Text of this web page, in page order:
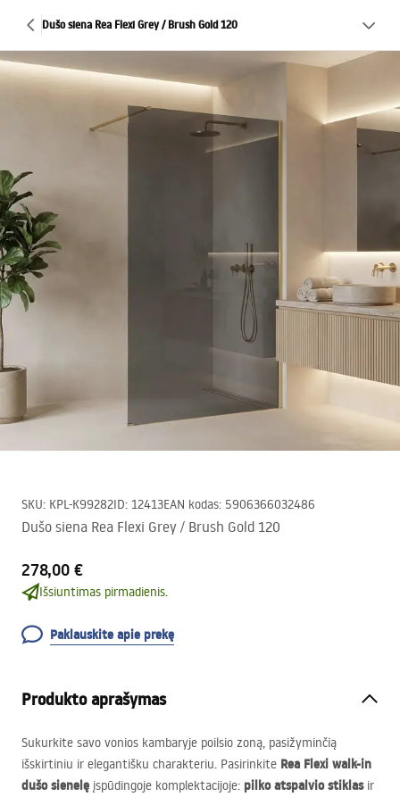
Dušo siena Rea Flexi Grey / Brush Gold 120
SKU: KPL-K99282ID: 12413EAN kodas: 5906366032486
Dušo siena Rea Flexi Grey / Brush Gold 120
278,00 €
Išsiuntimas pirmadienis.
Paklauskite apie prekę
Produkto aprašymas
Sukurkite savo vonios kambaryje poilsio zoną, pasižyminčią
išskirtiniu ir elegantišku charakteriu. Pasirinkite Rea Flexi walk-in
dušo sienelę įspūdingoje komplektacijoje: pilko atspalvio stiklasir